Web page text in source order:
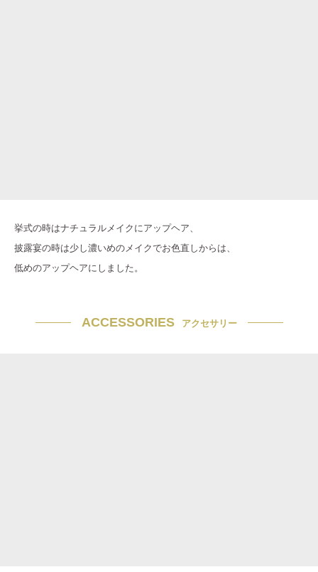
挙式の時はナチュラルメイクにアップヘア、
披露宴の時は少し濃いめのメイクでお色直しからは、
低めのアップヘアにしました。
ACCESSORIES アクセサリー